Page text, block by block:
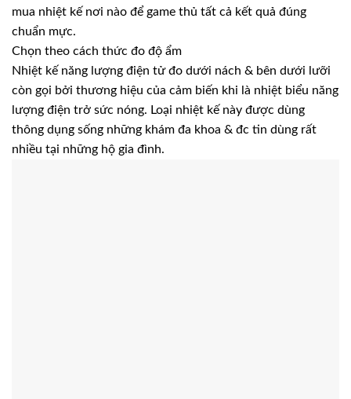
mua nhiệt kế nơi nào để game thủ tất cả kết quả đúng
chuẩn mực.
Chọn theo cách thức đo độ ẩm
Nhiệt kế năng lượng điện tử đo dưới nách & bên dưới lưỡi
còn gọi bởi thương hiệu của cảm biến khi là nhiệt biểu năng
lượng điện trở sức nóng. Loại nhiệt kế này được dùng
thông dụng sống những khám đa khoa & đc tin dùng rất
nhiều tại những hộ gia đình.